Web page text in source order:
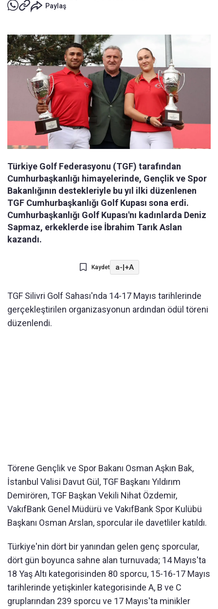
Paylaş
Türkiye Golf Federasyonu (TGF) tarafından
Cumhurbaşkanlığı himayelerinde, Gençlik ve Spor
Bakanlığının destekleriyle bu yıl ilki düzenlenen
TGF Cumhurbaşkanlığı Golf Kupası sona erdi.
Cumhurbaşkanlığı Golf Kupası'nı kadınlarda Deniz
Sapmaz, erkeklerde ise İbrahim Tarık Aslan
kazandı.
Kaydet a-|+A
TGF Silivri Golf Sahası'nda 14-17 Mayıs tarihlerinde
gerçekleştirilen organizasyonun ardından ödül töreni
düzenlendi.
Törene Gençlik ve Spor Bakanı Osman Aşkın Bak,
İstanbul Valisi Davut Gül, TGF Başkanı Yıldırım
Demirören, TGF Başkan Vekili Nihat Özdemir,
VakıfBank Genel Müdürü ve VakıfBank Spor Kulübü
Başkanı Osman Arslan, sporcular ile davetliler katıldı.
Türkiye'nin dört bir yanından gelen genç sporcular,
dört gün boyunca sahne alan turnuvada; 14 Mayıs'ta
18 Yaş Altı kategorisinden 80 sporcu, 15-16-17 Mayıs
tarihlerinde yetişkinler kategorisinde A, B ve C
gruplarından 239 sporcu ve 17 Mayıs'ta minikler